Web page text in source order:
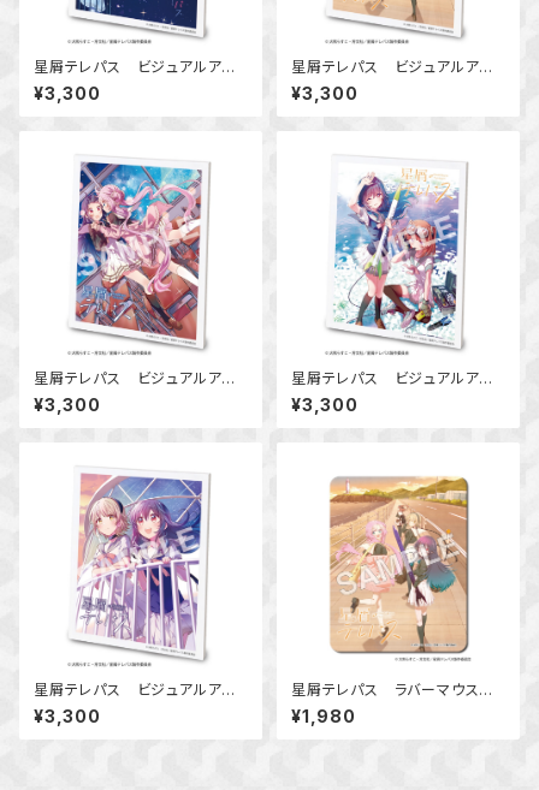
星屑テレパス ビジュアルアー
トボード Ver.A
¥3,300
星屑テレパス ビジュアルアー
トボード Ver.B
¥3,300
星屑テレパス ビジュアルアー
トボード Ver.C
¥3,300
星屑テレパス ビジュアルアー
トボード Ver.D
¥3,300
星屑テレパス ビジュアルアー
トボード Ver.E
¥3,300
星屑テレパス ラバーマウスパッ
ド Ver.A
¥1,980